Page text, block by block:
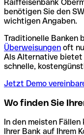
Raiffeisenbank
benötigen Sie den
wichtigen Angaben.
Traditionelle Banken
Überweisungen oft
Als Alternative bietet
schnelle,
Jetzt Demo
Wo finden Sie
In den meisten Fällen
Ihrer Bank auf Ihrem